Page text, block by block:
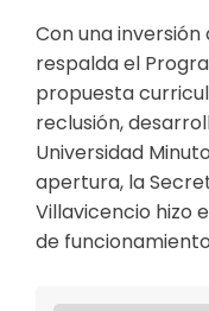
Con una inversión
respalda el
propuesta
reclusión,
Universidad
apertura, la
Villavicencio hizo
de